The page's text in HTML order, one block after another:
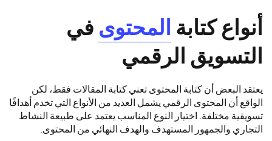
أنواع كتابة المحتوى في
التسويق الرقمي
يعتقد البعض أن كتابة المحتوى تعني كتابة المقالات فقط، لكن
الواقع أن المحتوى الرقمي يشمل العديد من الأنواع التي تخدم أهدافًا
تسويقية مختلفة. اختيار النوع المناسب يعتمد على طبيعة النشاط
التجاري والجمهور المستهدف والهدف النهائي من المحتوى.